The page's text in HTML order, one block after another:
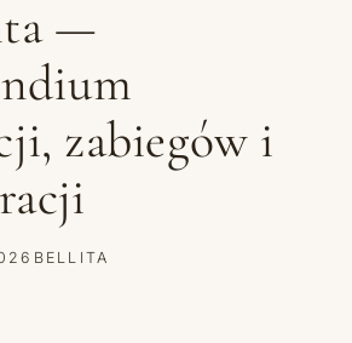
—
zabiegów i
BELLITA